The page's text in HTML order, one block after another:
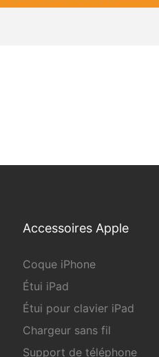
Accessoires Apple
Coque iPhone
Étui iPad
Étui pour clavier iPad
Chargeur sans fil
Support de téléphone